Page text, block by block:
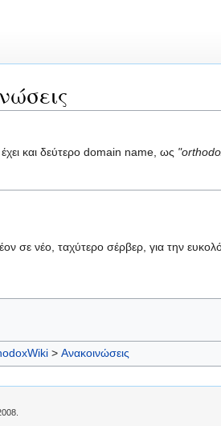
και δεύτερο domain name, ως
σε νέο, ταχύτερο σέρβερ, για την
> Ανακοινώσεις